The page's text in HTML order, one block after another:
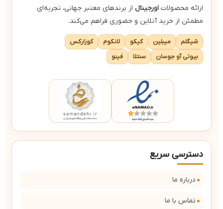
ارائه محصولات اورجینال از برندهای معتبر جهانی، تجربه‌ای
مطمئن از خرید آنلاین و حضوری فراهم می‌کند.
شیگلم میبلین کیکو لانکوم
کوزارکس
بیوتی آو جوسان
سنتلا فینو
دسترسی سریع
درباره ما
تماس با ما